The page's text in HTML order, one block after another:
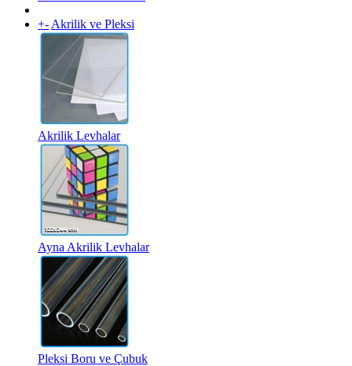
+- Akrilik ve Pleksi
Akrilik Levhalar
Ayna Akrilik Levhalar
Pleksi Boru ve Çubuk